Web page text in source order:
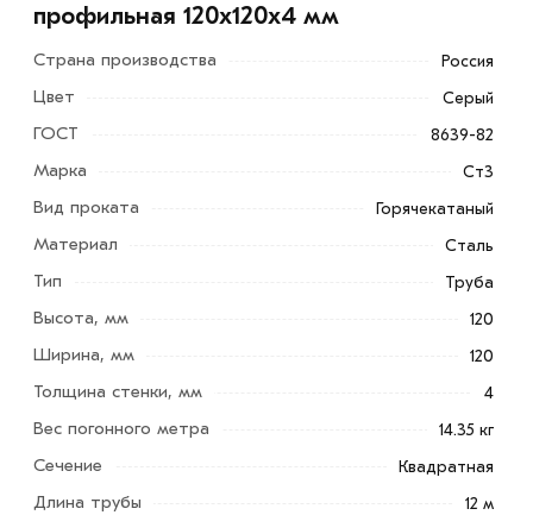
Труба профильная 120х120х4 мм используют чаще
виды каркасов: теплица, навесы итд.
например в качестве ограждений. Очень универсальный
вид металлопроката , можно изготовить любой вид
металлоконструкций.
профильная 120х120х4 мм
Страна производства Россия
Цвет Серый
ГОСТ 8639-82
Марка Ст3
Вид проката Горячекатаный
Материал Сталь
Тип Труба
Высота, мм 120
Ширина, мм 120
Толщина стенки, мм 4
Вес погонного метра 14.35 кг
Сечение Квадратная
Длина трубы 12 м